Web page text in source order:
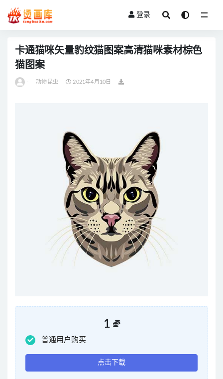
登录
卡通猫咪矢量豹纹猫图案高清猫咪素材棕色
猫图案
- 动物昆虫 2021年4月10日
1
普通用户购买
点击下载